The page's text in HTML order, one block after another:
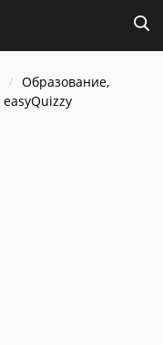
Образование,
easyQuizzy